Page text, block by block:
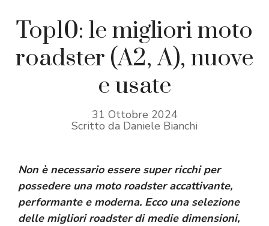
Top10: le migliori moto
roadster (A2, A), nuove
e usate
31 Ottobre 2024
Scritto da Daniele Bianchi
Non è necessario essere super ricchi per
possedere una moto roadster accattivante,
performante e moderna. Ecco una selezione
delle migliori roadster di medie dimensioni,